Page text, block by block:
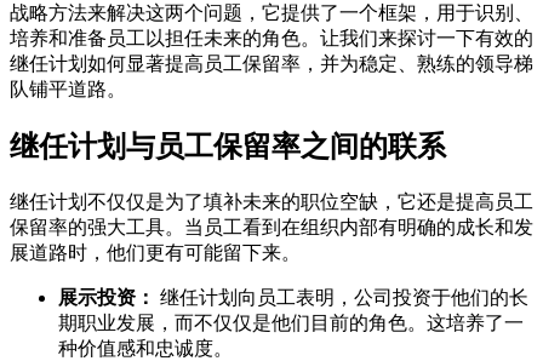
战略方法来解决这两个问题，它提供了一个框架，用于识别、
培养和准备员工以担任未来的角色。让我们来探讨一下有效的
继任计划如何显著提高员工保留率，并为稳定、熟练的领导梯
队铺平道路。
继任计划与员工保留率之间的联系
继任计划不仅仅是为了填补未来的职位空缺，它还是提高员工
保留率的强大工具。当员工看到在组织内部有明确的成长和发
展道路时，他们更有可能留下来。
展示投资： 继任计划向员工表明，公司投资于他们的长
期职业发展，而不仅仅是他们目前的角色。这培养了一
种价值感和忠诚度。